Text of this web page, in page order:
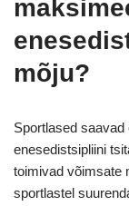
mõju?
Sportlased
enesedistsipliini
toimivad võimsate
sportlastel